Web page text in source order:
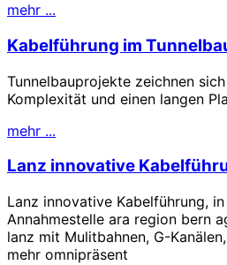
mehr ...
Kabelführung im
Tunnelbauprojekte zeichnen
Komplexität und einen langen
mehr ...
Lanz innovative
Lanz innovative Kabelführung,
Annahmestelle ara region bern
lanz mit Mulitbahnen, G-
mehr omnipräsent